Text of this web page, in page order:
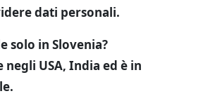
dati personali.
solo in Slovenia?
USA, India ed è in